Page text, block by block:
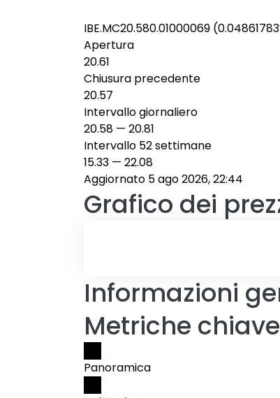
IBE.MC20.580.01000069
Apertura
20.61
Chiusura precedente
20.57
Intervallo giornaliero
20.58 — 20.81
Intervallo 52 settimane
15.33 — 22.08
Aggiornato 5 ago 2026, 22:44
Grafico dei
Informazioni
Metriche chiave
Panoramica